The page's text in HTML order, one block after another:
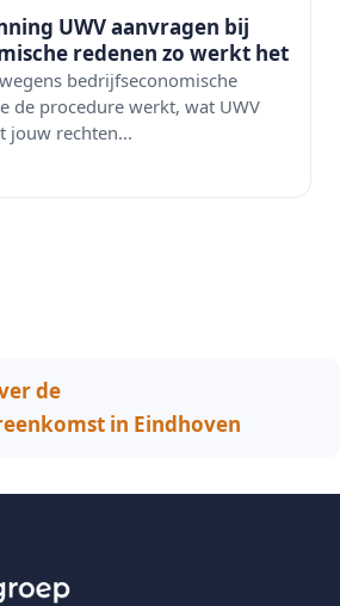
UWV aanvragen bij
redenen zo werkt het
bedrijfseconomische
de procedure werkt, wat UWV
jouw rechten...
de
in Eindhoven